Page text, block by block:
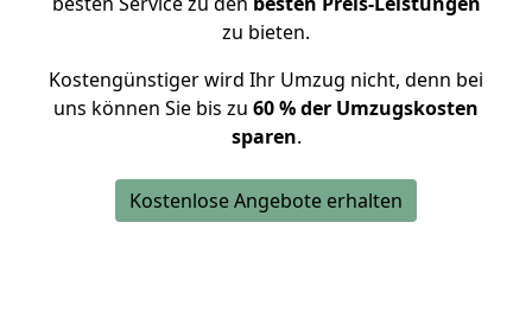
zu bieten.
Kostengünstiger wird Ihr Umzug nicht, denn bei
uns können Sie bis zu 60 % der Umzugskosten
sparen.
Kostenlose Angebote erhalten